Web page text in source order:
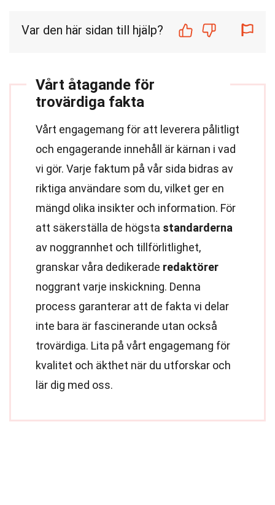
Var den här sidan till hjälp?
Vårt åtagande för
trovärdiga fakta
Vårt engagemang för att leverera pålitligt
och engagerande innehåll är kärnan i vad
vi gör. Varje faktum på vår sida bidras av
riktiga användare som du, vilket ger en
mängd olika insikter och information. För
att säkerställa de högsta standarderna
av noggrannhet och tillförlitlighet,
granskar våra dedikerade redaktörer
noggrant varje inskickning. Denna
process garanterar att de fakta vi delar
inte bara är fascinerande utan också
trovärdiga. Lita på vårt engagemang för
kvalitet och äkthet när du utforskar och
lär dig med oss.